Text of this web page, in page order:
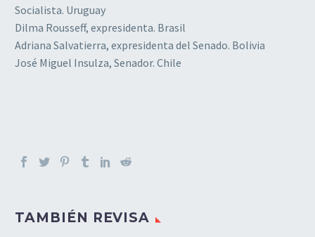
Socialista. Uruguay
Dilma Rousseff, expresidenta. Brasil
Adriana Salvatierra, expresidenta del Senado. Bolivia
José Miguel Insulza, Senador. Chile
TAMBIÉN REVISA